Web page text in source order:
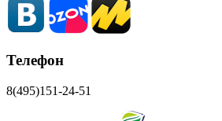
Телефон
8(495)151-24-51